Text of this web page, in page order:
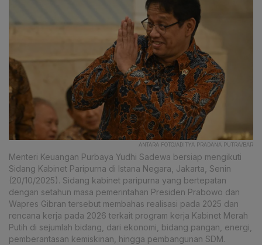
ANTARA FOTO/ADITYA PRADANA PUTRA/BAR
Menteri Keuangan Purbaya Yudhi Sadewa bersiap mengikuti
Sidang Kabinet Paripurna di Istana Negara, Jakarta, Senin
(20/10/2025). Sidang kabinet paripurna yang bertepatan
dengan setahun masa pemerintahan Presiden Prabowo dan
Wapres Gibran tersebut membahas realisasi pada 2025 dan
rencana kerja pada 2026 terkait program kerja Kabinet Merah
Putih di sejumlah bidang, dari ekonomi, bidang pangan, energi,
pemberantasan kemiskinan, hingga pembangunan SDM.